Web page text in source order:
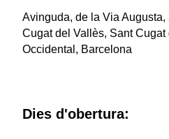
Avinguda, de la Via Augusta,
Cugat del Vallès, Sant
Occidental, Barcelona
Dies d'obertura: